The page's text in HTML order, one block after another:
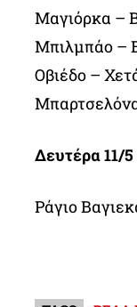
Μαγιόρκα –
Μπιλμπάο –
Οβιέδο –
Δευτέρα 11/5
Ράγιο